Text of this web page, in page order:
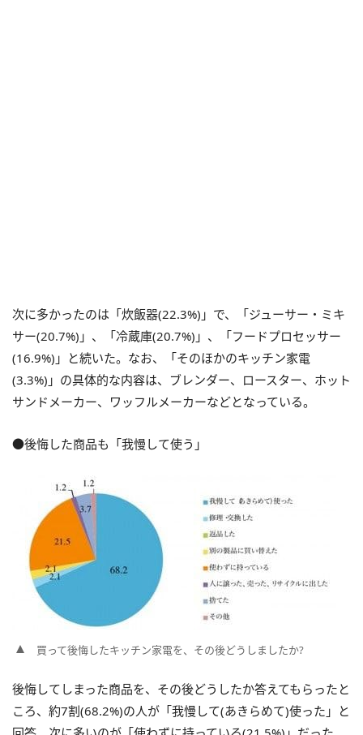
次に多かったのは「炊飯器(22.3%)」で、「ジューサー・ミキ
サー(20.7%)」、「冷蔵庫(20.7%)」、「フードプロセッサー
(16.9%)」と続いた。なお、「そのほかのキッチン家電
(3.3%)」の具体的な内容は、ブレンダー、ロースター、ホット
サンドメーカー、ワッフルメーカーなどとなっている。
●後悔した商品も「我慢して使う」
買って後悔したキッチン家電を、その後どうしましたか?
後悔してしまった商品を、その後どうしたか答えてもらったと
ころ、約7割(68.2%)の人が「我慢して(あきらめて)使った」と